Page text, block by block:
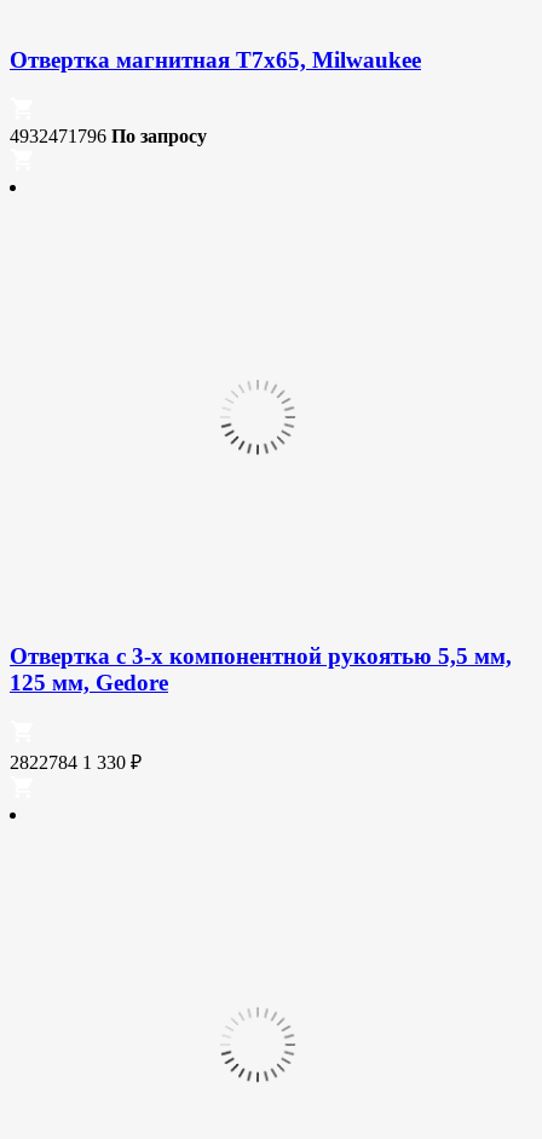
Отвертка магнитная T7x65, Milwaukee
4932471796 По запросу
Отвертка с 3-х компонентной рукоятью 5,5 мм,
125 мм, Gedore
2822784 1 330 ₽